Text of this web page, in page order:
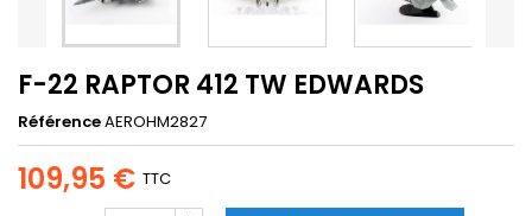
F-22 RAPTOR 412 TW EDWARDS
RéférenceAEROHM2827
109,95 € TTC